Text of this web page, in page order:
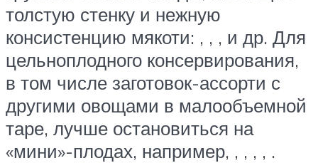
толстую стенку и нежную
консистенцию мякоти: , , , и др. Для
цельноплодного консервирования,
в том числе заготовок-ассорти с
другими овощами в малообъемной
таре, лучше остановиться на
«мини»-плодах, например, , , , , .